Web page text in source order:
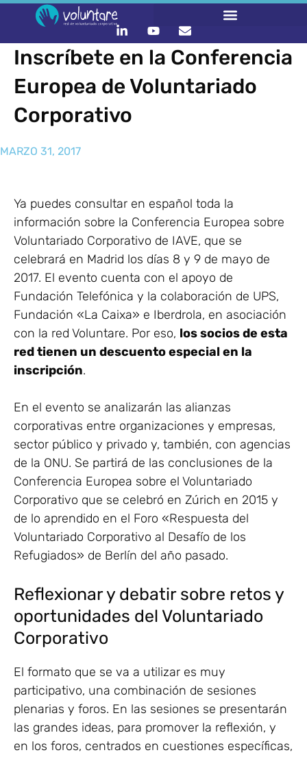
Inscríbete en la Conferencia
Europea de Voluntariado
Corporativo
MARZO 31, 2017
Ya puedes consultar en español toda la
información sobre la Conferencia Europea sobre
Voluntariado Corporativo de IAVE, que se
celebrará en Madrid los días 8 y 9 de mayo de
2017. El evento cuenta con el apoyo de
Fundación Telefónica y la colaboración de UPS,
Fundación «La Caixa» e Iberdrola, en asociación
con la red Voluntare. Por eso, los socios de esta
red tienen un descuento especial en la
inscripción.
En el evento se analizarán las alianzas
corporativas entre organizaciones y empresas,
sector público y privado y, también, con agencias
de la ONU. Se partirá de las conclusiones de la
Conferencia Europea sobre el Voluntariado
Corporativo que se celebró en Zúrich en 2015 y
de lo aprendido en el Foro «Respuesta del
Voluntariado Corporativo al Desafío de los
Refugiados» de Berlín del año pasado.
Reflexionar y debatir sobre retos y
oportunidades del Voluntariado
Corporativo
El formato que se va a utilizar es muy
participativo, una combinación de sesiones
plenarias y foros. En las sesiones se presentarán
las grandes ideas, para promover la reflexión, y
en los foros, centrados en cuestiones específicas,